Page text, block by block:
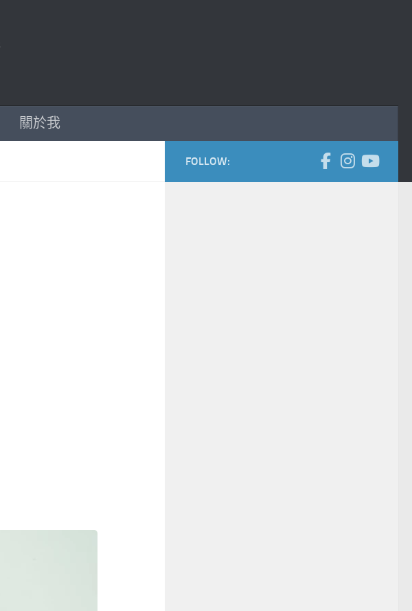
關於我
FOLLOW: